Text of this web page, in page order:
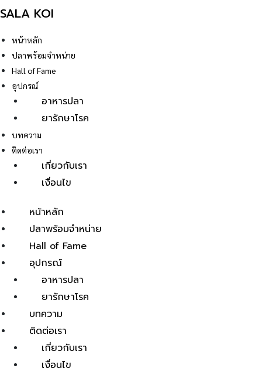
SALA KOI
หน้าหลัก
ปลาพร้อมจำหน่าย
Hall of Fame
อุปกรณ์
อาหารปลา
ยารักษาโรค
บทความ
ติดต่อเรา
เกี่ยวกับเรา
เงื่อนไข
หน้าหลัก
ปลาพร้อมจำหน่าย
Hall of Fame
อุปกรณ์
อาหารปลา
ยารักษาโรค
บทความ
ติดต่อเรา
เกี่ยวกับเรา
เงื่อนไข